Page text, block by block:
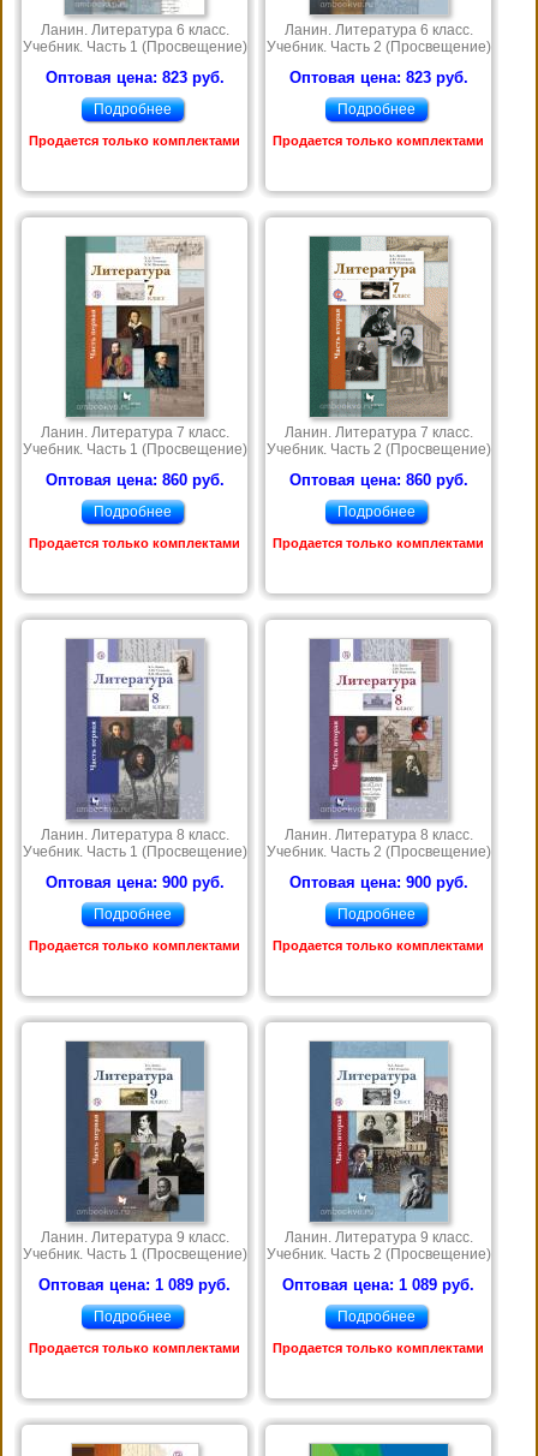
Ланин. Литература 6 класс.
Учебник. Часть 1 (Просвещение)
Оптовая цена: 823 руб.
Подробнее
Продается только комплектами
Ланин. Литература 6 класс.
Учебник. Часть 2 (Просвещение)
Оптовая цена: 823 руб.
Подробнее
Продается только комплектами
Ланин. Литература 7 класс.
Учебник. Часть 1 (Просвещение)
Оптовая цена: 860 руб.
Подробнее
Продается только комплектами
Ланин. Литература 7 класс.
Учебник. Часть 2 (Просвещение)
Оптовая цена: 860 руб.
Подробнее
Продается только комплектами
Ланин. Литература 8 класс.
Учебник. Часть 1 (Просвещение)
Оптовая цена: 900 руб.
Подробнее
Продается только комплектами
Ланин. Литература 8 класс.
Учебник. Часть 2 (Просвещение)
Оптовая цена: 900 руб.
Подробнее
Продается только комплектами
Ланин. Литература 9 класс.
Учебник. Часть 1 (Просвещение)
Оптовая цена: 1 089 руб.
Подробнее
Продается только комплектами
Ланин. Литература 9 класс.
Учебник. Часть 2 (Просвещение)
Оптовая цена: 1 089 руб.
Подробнее
Продается только комплектами